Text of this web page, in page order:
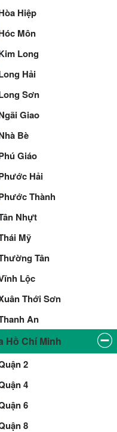
Hiệp
Môn
Long
Hải
Sơn
Giao
Bè
Giáo
Hải
Thành
Nhựt
Mỹ
Tân
Lộc
Thới Sơn
An
Hồ Chí Minh
2
4
6
8